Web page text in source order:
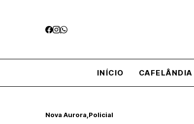
INÍCIO CAFELÂNDIA
Nova Aurora Policial